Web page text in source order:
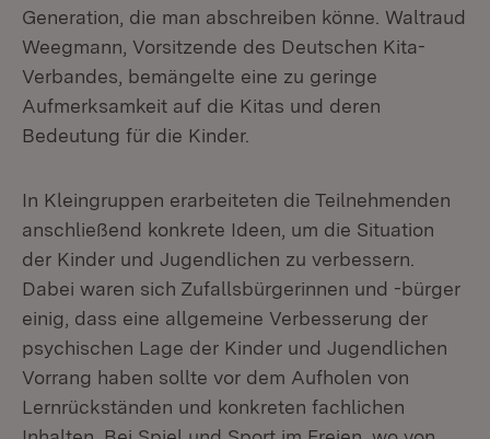
Generation, die man abschreiben könne. Waltraud
Weegmann, Vorsitzende des Deutschen Kita-
Verbandes, bemängelte eine zu geringe
Aufmerksamkeit auf die Kitas und deren
Bedeutung für die Kinder.
In Kleingruppen erarbeiteten die Teilnehmenden
anschließend konkrete Ideen, um die Situation
der Kinder und Jugendlichen zu verbessern.
Dabei waren sich Zufallsbürgerinnen und -bürger
einig, dass eine allgemeine Verbesserung der
psychischen Lage der Kinder und Jugendlichen
Vorrang haben sollte vor dem Aufholen von
Lernrückständen und konkreten fachlichen